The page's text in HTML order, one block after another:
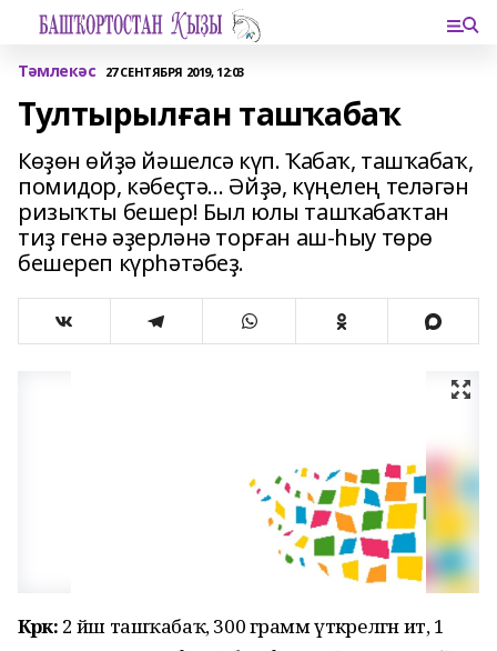
Тәмлекәс 27 СЕНТЯБРЯ 2019, 12:03
Тултырылған ташҡабаҡ
Көҙөн өйҙә йәшелсә күп. Ҡабаҡ, ташҡабаҡ,
помидор, кәбеҫтә… Әйҙә, күңелең теләгән
ризыҡты бешер! Был юлы ташҡабаҡтан
тиҙ генә әҙерләнә торған аш-һыу төрө
бешереп күрһәтәбеҙ.
Кәрәк: 2 йәш ташҡабаҡ, 300 грамм үткәрелгән ит, 1